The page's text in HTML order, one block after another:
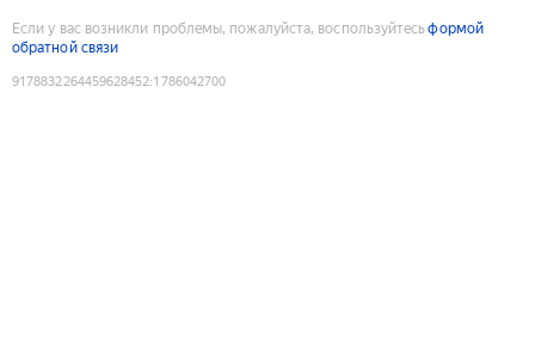
Если у вас возникли проблемы, пожалуйста, воспользуйтесьформой
обратной связи
9178832264459628452:1786042700